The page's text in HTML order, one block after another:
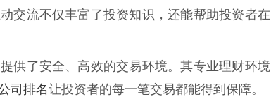
交流不仅丰富了投资知识，还能帮助投资者在
供了安全、高效的交易环境。其专业理财环境
司排名让投资者的每一笔交易都能得到保障。